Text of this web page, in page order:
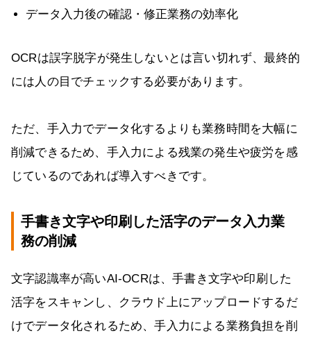
データ入力後の確認・修正業務の効率化
OCRは誤字脱字が発生しないとは言い切れず、最終的
には人の目でチェックする必要があります。
ただ、手入力でデータ化するよりも業務時間を大幅に
削減できるため、手入力による残業の発生や疲労を感
じているのであれば導入すべきです。
手書き文字や印刷した活字のデータ入力業
務の削減
文字認識率が高いAI-OCRは、手書き文字や印刷した
活字をスキャンし、クラウド上にアップロードするだ
けでデータ化されるため、手入力による業務負担を削